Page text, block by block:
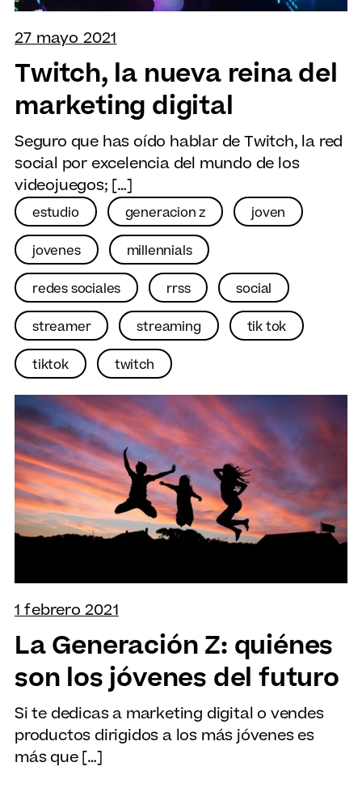
27 mayo 2021
Twitch, la nueva reina del
marketing digital
Seguro que has oído hablar de Twitch, la red
social por excelencia del mundo de los
videojuegos; […]
estudio generacion z joven
jovenes millennials
redes sociales rrss social
streamer streaming tik tok
tiktok twitch
1 febrero 2021
La Generación Z: quiénes
son los jóvenes del futuro
Si te dedicas a marketing digital o vendes
productos dirigidos a los más jóvenes es
más que […]